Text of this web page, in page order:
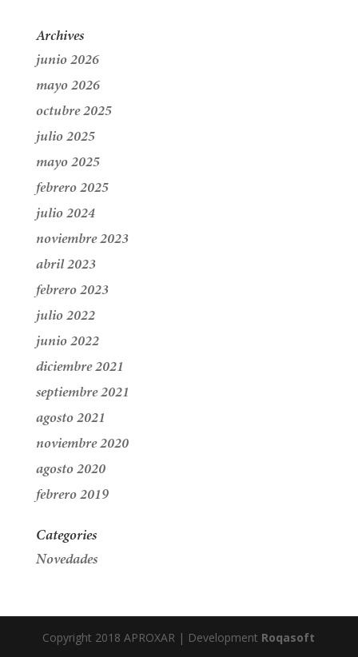
Archives
junio 2026
mayo 2026
octubre 2025
julio 2025
mayo 2025
febrero 2025
julio 2024
noviembre 2023
abril 2023
febrero 2023
julio 2022
junio 2022
diciembre 2021
septiembre 2021
agosto 2021
noviembre 2020
agosto 2020
febrero 2019
Categories
Novedades
Copyright 2018 APROXAR | Development Roqasoft